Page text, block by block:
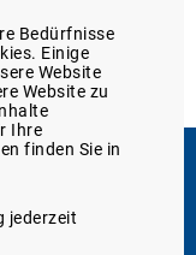
Bedürfnisse
Einige
Website
Website zu
Ihre
finden Sie in
jederzeit